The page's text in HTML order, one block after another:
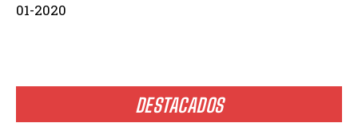
DESTACADOS
01-2020